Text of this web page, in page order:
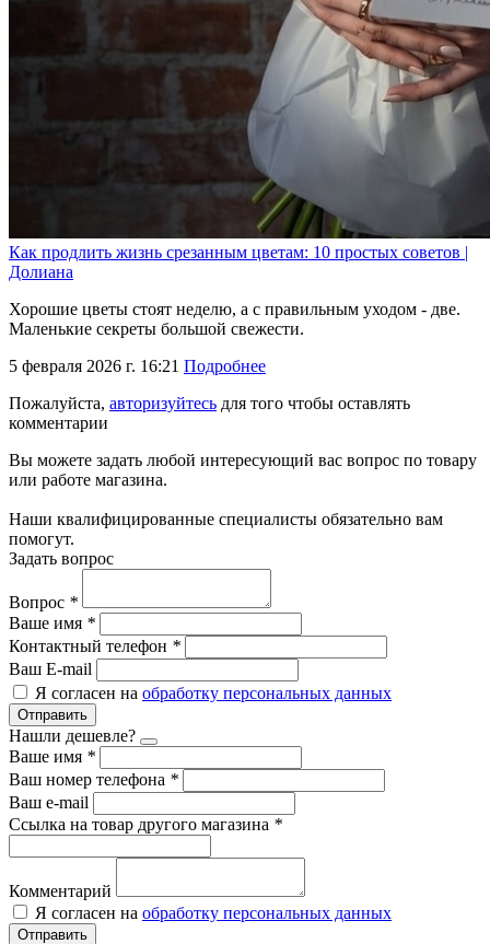
Как продлить жизнь срезанным цветам: 10 простых советов |
Долиана
Хорошие цветы стоят неделю, а с правильным уходом - две.
Маленькие секреты большой свежести.
5 февраля 2026 г. 16:21 Подробнее
Пожалуйста, авторизуйтесь для того чтобы оставлять
комментарии
Вы можете задать любой интересующий вас вопрос по товару
или работе магазина.
Наши квалифицированные специалисты обязательно вам
помогут.
Задать вопрос
Вопрос *
Ваше имя *
Контактный телефон *
Ваш E-mail
Я согласен на обработку персональных данных
Отправить
Нашли дешевле?
Ваше имя *
Ваш номер телефона *
Ваш e-mail
Ссылка на товар другого магазина *
Комментарий
Я согласен на обработку персональных данных
Отправить